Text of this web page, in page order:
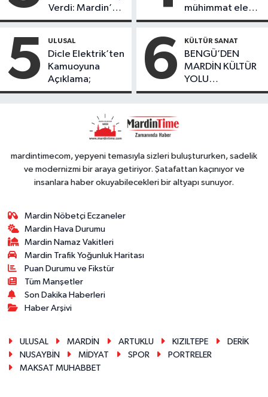
desteğinde
bulundu
Verdi: Mardin’de
Kayıp Kaçak
Düşüş
mühimmat ele
geçirildi
5 ULUSAL
Dicle Elektrik’ten
Kamuoyuna
Açıklama;
6 KÜLTÜR SANAT
BENGÜ’DEN
MARDİN KÜLTÜR
YOLU
FESTIVALİ’NDE
mardintimecom, yepyeni temasıyla sizleri buluştururken, sadelik
ve modernizmi bir araya getiriyor. Şatafattan kaçınıyor ve
insanlara haber okuyabilecekleri bir altyapı sunuyor.
Mardin Nöbetçi Eczaneler
Mardin Hava Durumu
Mardin Namaz Vakitleri
Mardin Trafik Yoğunluk Haritası
Puan Durumu ve Fikstür
Tüm Manşetler
Son Dakika Haberleri
Haber Arşivi
ULUSAL MARDİN ARTUKLU KIZILTEPE
DERİK
NUSAYBİN
MİDYAT SPOR
PORTRELER
MAKSAT MUHABBET